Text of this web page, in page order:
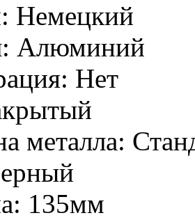
Немецкий
Алюминий
Нет
металла:
135мм